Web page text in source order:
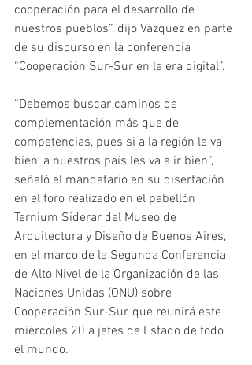
cooperación para el desarrollo de
nuestros pueblos”, dijo Vázquez en parte
de su discurso en la conferencia
“Cooperación Sur-Sur en la era digital”.
“Debemos buscar caminos de
complementación más que de
competencias, pues si a la región le va
bien, a nuestros país les va a ir bien”,
señaló el mandatario en su disertación
en el foro realizado en el pabellón
Ternium Siderar del Museo de
Arquitectura y Diseño de Buenos Aires,
en el marco de la Segunda Conferencia
de Alto Nivel de la Organización de las
Naciones Unidas (ONU) sobre
Cooperación Sur-Sur, que reunirá este
miércoles 20 a jefes de Estado de todo
el mundo.